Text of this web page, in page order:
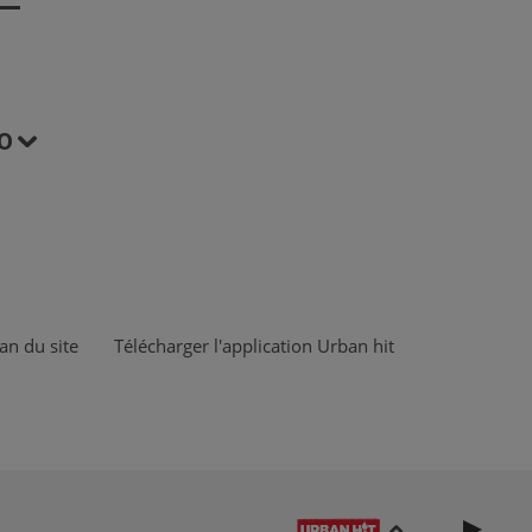
du site Télécharger l'application Urban hit